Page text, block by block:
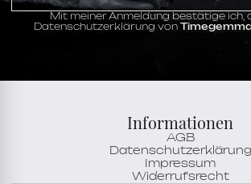
Mit meiner Anmeldung bestätige ich,
Datenschutzerklärung von
Informationen
AGB
Datenschutzerklärung
Impressum
Widerrufsrecht